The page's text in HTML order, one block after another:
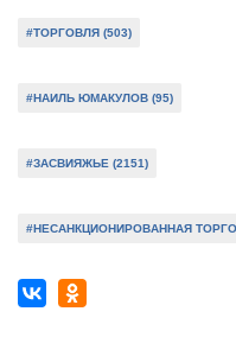
#ТОРГОВЛЯ (503)
#НАИЛЬ ЮМАКУЛОВ (95)
#ЗАСВИЯЖЬЕ (2151)
#НЕСАНКЦИОНИРОВАННАЯ